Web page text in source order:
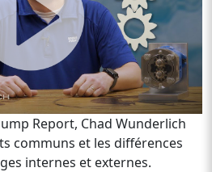
Report, Chad Wunderlich
communs et les différences
internes et externes.